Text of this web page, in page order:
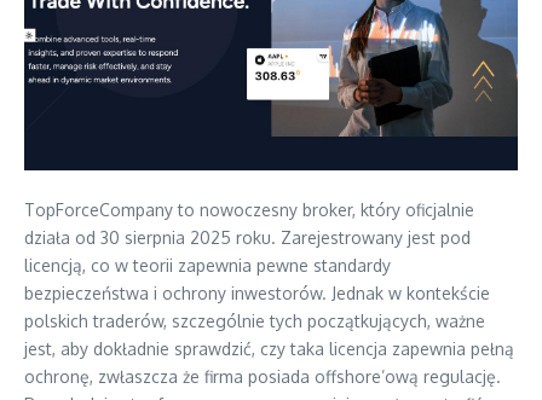
TopForceCompany to nowoczesny broker, który oficjalnie
działa od 30 sierpnia 2025 roku. Zarejestrowany jest pod
licencją, co w teorii zapewnia pewne standardy
bezpieczeństwa i ochrony inwestorów. Jednak w kontekście
polskich traderów, szczególnie tych początkujących, ważne
jest, aby dokładnie sprawdzić, czy taka licencja zapewnia pełną
ochronę, zwłaszcza że firma posiada offshore’ową regulację.